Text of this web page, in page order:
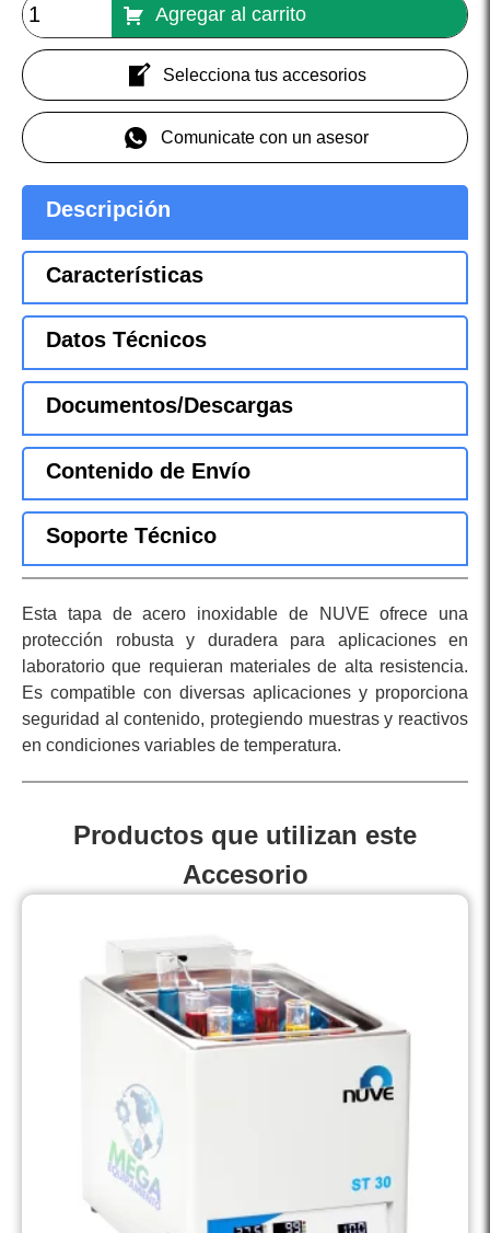
Agregar al carrito
Selecciona tus accesorios
Comunicate con un asesor
Descripción
Características
Datos Técnicos
Documentos/Descargas
Contenido de Envío
Soporte Técnico
Esta tapa de acero inoxidable de NUVE ofrece una
protección robusta y duradera para aplicaciones en
laboratorio que requieran materiales de alta resistencia.
Es compatible con diversas aplicaciones y proporciona
seguridad al contenido, protegiendo muestras y reactivos
en condiciones variables de temperatura.
Productos que utilizan este
Accesorio